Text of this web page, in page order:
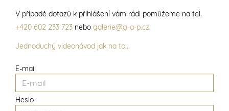
E-mail
Heslo
V případě dotazů k přihlášení vám rádi pomůžeme na tel.
+420 602 233 723 nebo galerie@g-a-p.cz.
Jednoduchý videonávod jak na to...